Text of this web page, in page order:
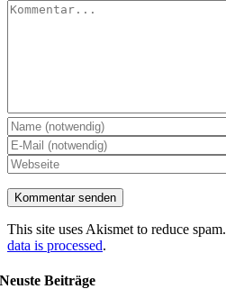
This site uses Akismet to reduce spam.
data is processed.
Neuste Beiträge